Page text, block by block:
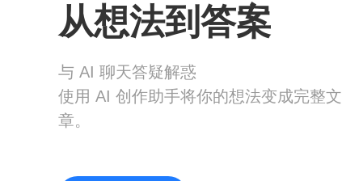
从想法到答案
与 AI 聊天答疑解惑
使用 AI 创作助手将你的想法变成完整文
章。